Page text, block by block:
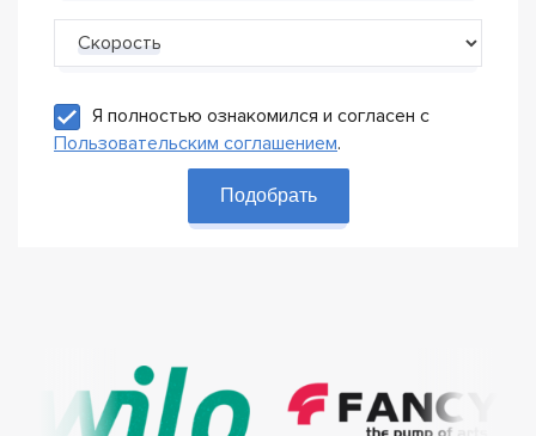
Скорость
Я полностью ознакомился и согласен с
Пользовательским соглашением.
Подобрать